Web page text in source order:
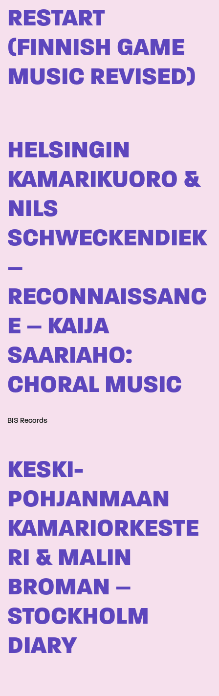
RESTART
(FINNISH GAME
MUSIC REVISED)
HELSINGIN
KAMARIKUORO &
NILS
SCHWECKENDIEK
–
RECONNAISSANC
E – KAIJA
SAARIAHO:
CHORAL MUSIC
BIS Records
KESKI-
POHJANMAAN
KAMARIORKESTE
RI & MALIN
BROMAN –
STOCKHOLM
DIARY